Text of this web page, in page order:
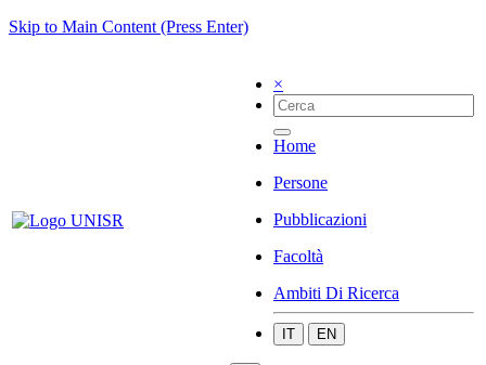
Skip to Main Content (Press Enter)
×
Home
Persone
Pubblicazioni
Facoltà
Ambiti Di Ricerca
IT EN